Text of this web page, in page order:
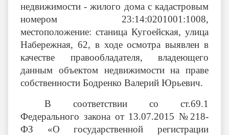
недвижимости - жилого дома с кадастровым
номером 23:14:0201001:1008,
местоположение: станица Кугоейская, улица
Набережная, 62, в ходе осмотра выявлен в
качестве правообладателя, владеющего
данным объектом недвижимости на праве
собственности Бодренко Валерий Юрьевич.
В соответствии со ст.69.1
Федерального закона от 13.07.2015 №218-
ФЗ «О государственной регистрации